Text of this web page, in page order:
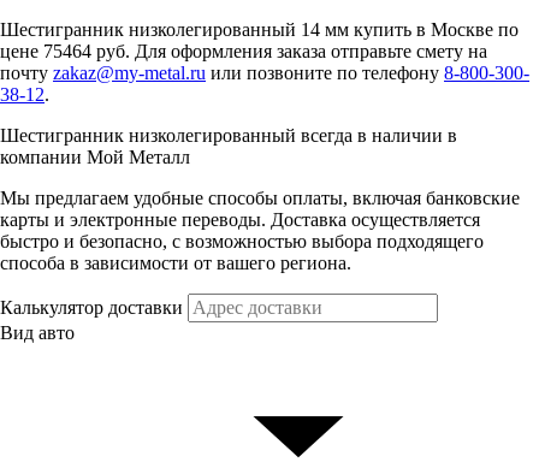
Шестигранник низколегированный 14 мм купить в Москве по
цене 75464 руб. Для оформления заказа отправьте смету на
почту zakaz@my-metal.ru или позвоните по телефону 8-800-300-
38-12.
Шестигранник низколегированный всегда в наличии в
компании Мой Металл
Мы предлагаем удобные способы оплаты, включая банковские
карты и электронные переводы. Доставка осуществляется
быстро и безопасно, с возможностью выбора подходящего
способа в зависимости от вашего региона.
Калькулятор доставки
Вид авто